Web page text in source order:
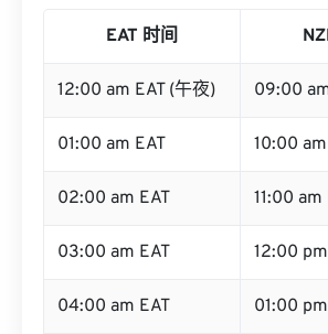
EAT 时间
12:00 am EAT (午夜) 09:00
01:00 am EAT 10:00
02:00 am EAT 11:00 am
03:00 am EAT 12:00
04:00 am EAT 01:00